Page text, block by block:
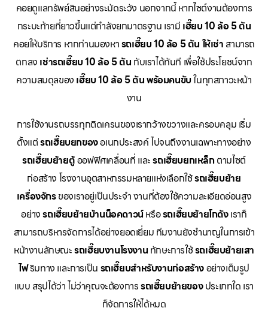
คอยดูแลทรัพย์สินอย่างระมัดระวัง นอกจากนี้ หากไซต์งานต้องการ
กระบะท้ายที่ยาวขึ้นแต่กำลังยกมาตรฐาน เรามี เฮี๊ยบ 10 ล้อ 5 ตัน
คอยให้บริการ หากท่านมองหารถเฮี๊ยบ 10 ล้อ 5 ตัน ให้เช่า สามารถ
ตกลง เช่ารถเฮี๊ยบ 10 ล้อ 5 ตัน กับเราได้ทันที เพื่อใช้ประโยชน์จาก
ความสมดุลของ เฮี๊ยบ 10 ล้อ 5 ตัน พร้อมคนขับในทุกสภาวะหน้า
งาน
การใช้งานรถบรรทุกติดเครนของเรากว้างขวางและครอบคลุม เริ่ม
ตั้งแต่รถเฮี๊ยบยกของอเนกประสงค์ ไปจนถึงงานเฉพาะทางอย่าง
รถเฮี๊ยบย้ายตู้ออฟฟิศเคลื่อนที่ และรถเฮี๊ยบยกเหล็กตามไซต์
ก่อสร้าง โรงงานอุตสาหกรรมหลายแห่งเลือกใช้รถเฮี๊ยบย้าย
เครื่องจักรของเราอยู่เป็นประจำ งานที่ต้องใช้ความละเอียดอ่อนสูง
อย่างรถเฮี๊ยบย้ายบ้านน็อคดาวน์หรือรถเฮี๊ยบย้ายโกดังเราก็
สามารถบริหารจัดการได้อย่างยอดเยี่ยม ทีมงานยังชำนาญในการเข้า
หน้างานลักษณะรถเฮี๊ยบงานโรงงาน ทักษะการใช้รถเฮี๊ยบย้ายเสา
ไฟริมทาง และการเป็น รถเฮี๊ยบสำหรับงานก่อสร้างอย่างเต็มรูป
แบบ สรุปได้ว่า ไม่ว่าคุณจะต้องการรถเฮี๊ยบย้ายของประเภทใด เรา
ก็จัดการให้ได้หมด